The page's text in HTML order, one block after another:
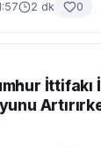
2 dk 0
İttifakı